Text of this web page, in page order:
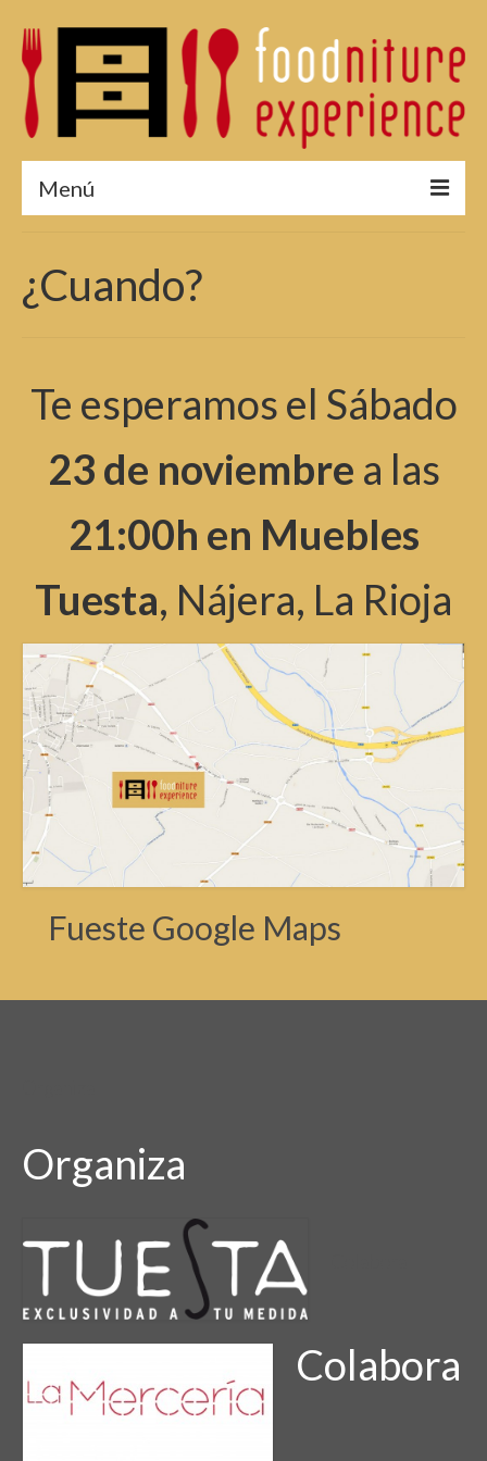
Menú
Menú 2015
Edición 2014
Edición 2013
¿Cuando?
Te esperamos el Sábado
23 de noviembre a las
21:00h en Muebles
Tuesta, Nájera, La Rioja
Fueste Google Maps
Organiza
Colabora